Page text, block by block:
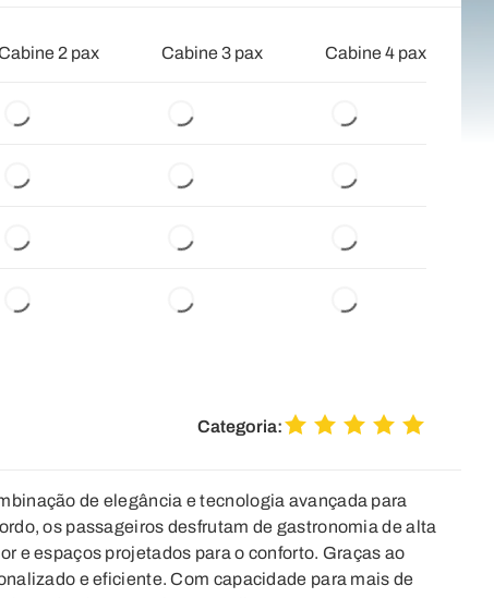
2 pax Cabine 3 pax Cabine 4 pax
Categoria:
de elegância e tecnologia avançada para
os passageiros desfrutam de gastronomia de alta
e espaços projetados para o conforto. Graças ao
e eficiente. Com capacidade para mais de